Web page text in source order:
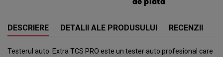
DESCRIERE DETALII ALE PRODUSULUI RECENZII
Testerul auto Extra TCS PRO este un tester auto profesional care